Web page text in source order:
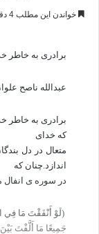
خواندن این مطلب 4 دقیقه زمان میبرد
برادری به خاطر
عبدالله ناصح
برادری به خاطر
که خدای
متعال در دل
اندازد.چنان که
در سوره ی انفال
(لَوْ أَنْفَقْتَ مَا فِي
جَمِيعًا مَا أَلَّفْتَ